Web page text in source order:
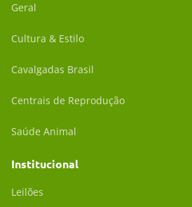
Geral
Cultura & Estilo
Cavalgadas Brasil
Centrais de Reprodução
Saúde Animal
Institucional
Leilões